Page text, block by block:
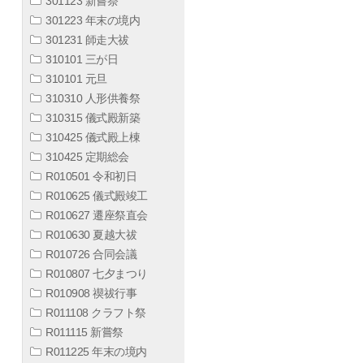
301223 年末の境内
301231 師走大祓
310101 三が日
310101 元旦
310310 人形供養祭
310315 儀式殿新築
310425 儀式殿上棟
310425 定期総会
R010501 令和初日
R010625 儀式殿竣工
R010627 遷座祭直会
R010630 夏越大祓
R010726 合同会議
R010807 七夕まつり
R010908 禊祓行事
R011108 クラフト祭
R011115 新嘗祭
R011225 年末の境内